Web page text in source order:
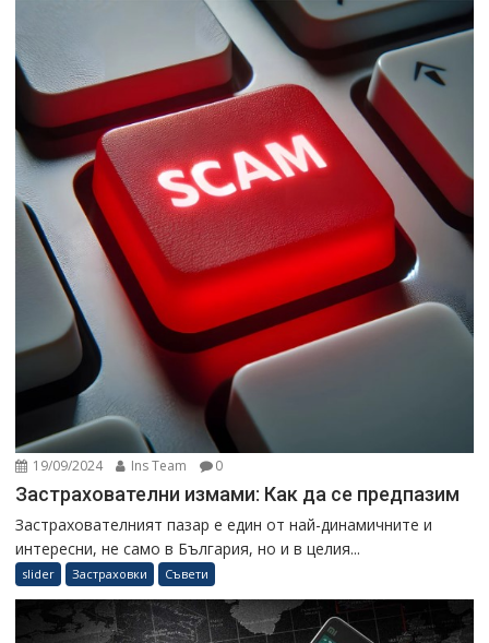
19/09/2024 Ins Team 0
Застрахователни измами: Как да се предпазим
Застрахователният пазар е един от най-динамичните и
интересни, не само в България, но и в целия...
slider Застраховки Съвети